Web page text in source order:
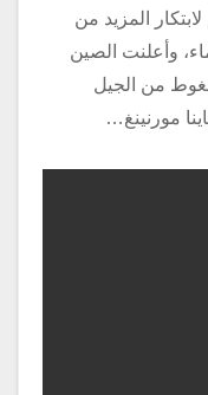
المزيد من
وأعلنت الصين
من الجيل
مورنينغ…